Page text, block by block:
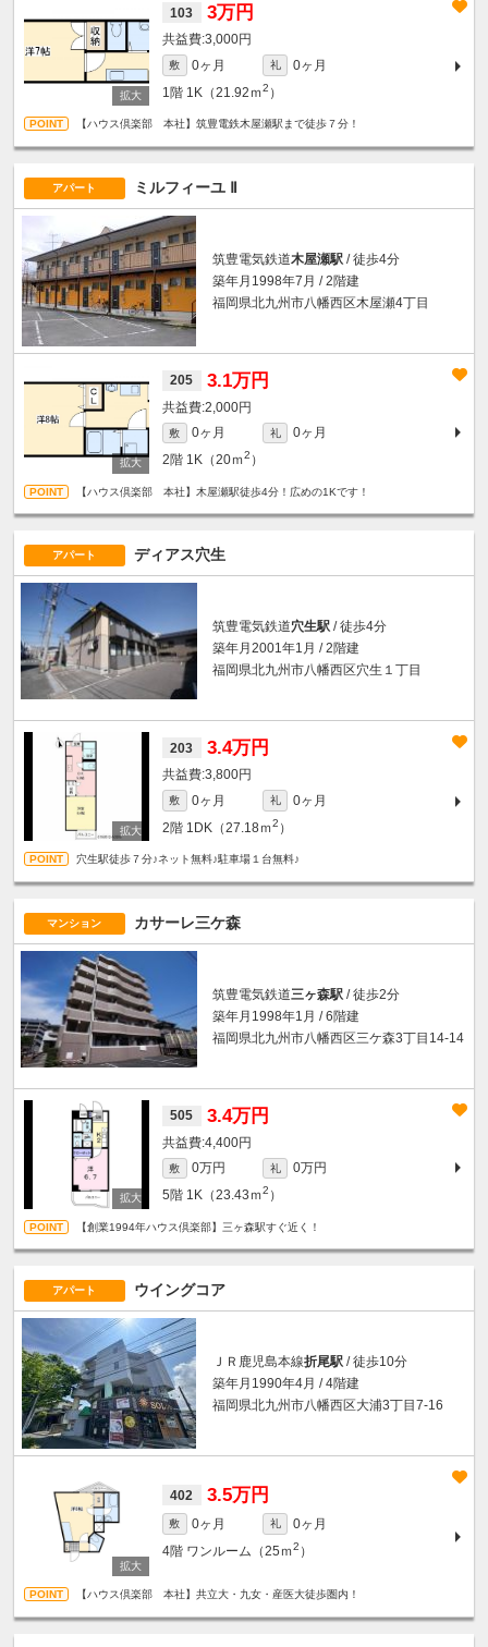
103 3万円
3,000円
敷 0ヶ月 礼
0ヶ月
1階 1K（21.92ｍ2 ）
【ハウス倶楽部 本社】筑豊電鉄木屋瀬駅まで徒歩７分！
アパート ミルフィーユ Ⅱ
筑豊電気鉄道木屋瀬駅 / 徒歩4分
築年月1998年7月 / 2階建
福岡県北九州市八幡西区木屋瀬4丁目
205 3.1万円
2,000円
敷 0ヶ月 礼
0ヶ月
2階 1K（20ｍ2 ）
【ハウス倶楽部 本社】木屋瀬駅徒歩4分！広めの1Kです！
アパート ディアス穴生
筑豊電気鉄道穴生駅 / 徒歩4分
築年月2001年1月 / 2階建
福岡県北九州市八幡西区穴生１丁目
203 3.4万円
3,800円
敷 0ヶ月 礼
0ヶ月
2階 1DK（27.18ｍ2 ）
穴生駅徒歩７分♪ネット無料♪駐車場１台無料♪
マンション カサーレ三ケ森
筑豊電気鉄道三ヶ森駅 / 徒歩2分
築年月1998年1月 / 6階建
福岡県北九州市八幡西区三ケ森3丁目14-14
505 3.4万円
4,400円
敷 0万円 礼
0万円
5階 1K（23.43ｍ2 ）
【創業1994年ハウス倶楽部】三ヶ森駅すぐ近く！
アパート ウイングコア
ＪＲ鹿児島本線折尾駅 / 徒歩10分
築年月1990年4月 / 4階建
福岡県北九州市八幡西区大浦3丁目7-16
402 3.5万円
敷 0ヶ月 礼
0ヶ月
4階 ワンルーム（25ｍ2 ）
【ハウス倶楽部 本社】共立大・九女・産医大徒歩圏内！